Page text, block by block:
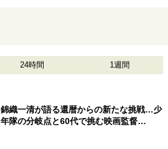
24時間 1週間
錦織一清が語る還暦からの新たな挑戦…少
年隊の分岐点と60代で挑む映画監督…